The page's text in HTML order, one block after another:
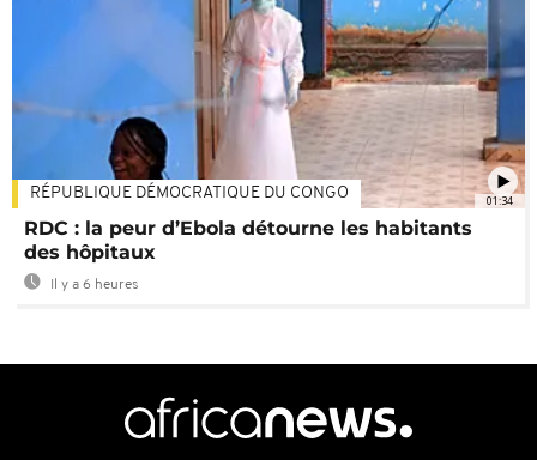
01:34
RÉPUBLIQUE DÉMOCRATIQUE DU CONGO
RDC : la peur d’Ebola détourne les habitants
des hôpitaux
Il y a 6 heures